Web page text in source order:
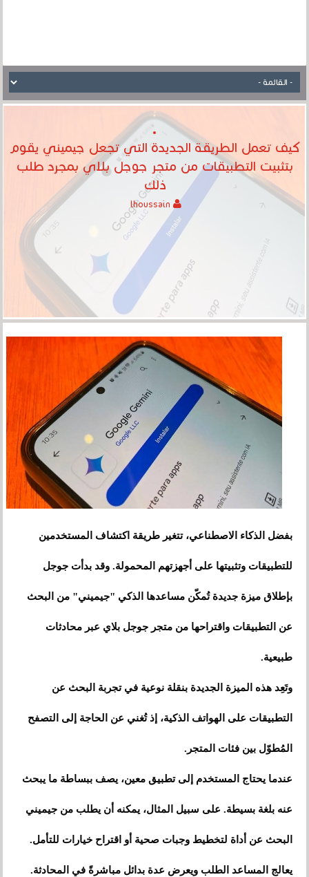
كيف تعمل الطريقة الجديدة التي تجعل جيميني يقوم
بتثبيت التطبيقات من متجر جوجل بلاي بمجرد طلب
ذلك
بفضل الذكاء الاصطناعي، تتغير طريقة اكتشاف المستخدمين
للتطبيقات وتثبيتها على أجهزتهم المحمولة. وقد بدأت جوجل
بإطلاق ميزة جديدة تُمكّن مساعدها الذكي "جيميني" من البحث
عن التطبيقات واقتراحها من متجر جوجل بلاي عبر محادثات
طبيعية.
وتَعِد هذه الميزة الجديدة بنقلة نوعية في تجربة البحث عن
التطبيقات على الهواتف الذكية، إذ تُغني عن الحاجة إلى التصفح
المُطوّل بين فئات المتجر.
عندما يحتاج المستخدم إلى تطبيق معين، يصف ببساطة ما يبحث
عنه بلغة بسيطة. على سبيل المثال، يمكنه أن يطلب من جيميني
البحث عن أداة لتخطيط وجبات صحية أو اقتراح خيارات للتأمل.
يعالج المساعد الطلب ويعرض عدة بدائل مباشرةً في المحادثة.